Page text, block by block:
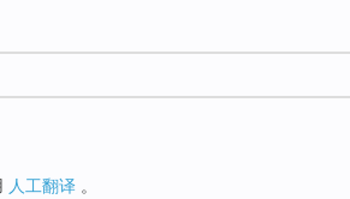
人工翻译 。